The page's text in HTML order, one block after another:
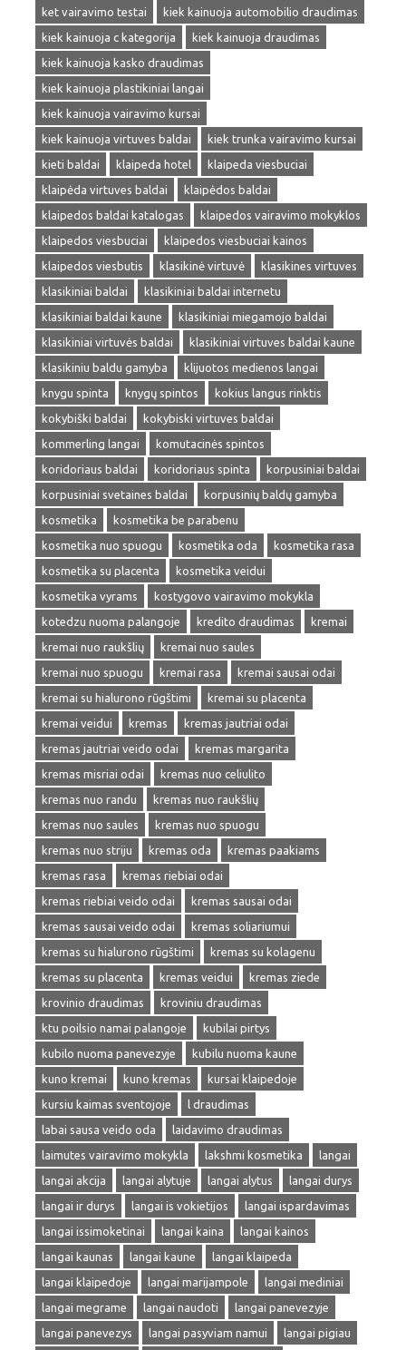
ket vairavimo testai
kiek kainuoja automobilio draudimas
kiek kainuoja c kategorija
kiek kainuoja draudimas
kiek kainuoja kasko draudimas
kiek kainuoja plastikiniai langai
kiek kainuoja vairavimo kursai
kiek kainuoja virtuves baldai
kiek trunka vairavimo kursai
kieti baldai
klaipeda hotel
klaipeda viesbuciai
klaipėda virtuves baldai
klaipėdos baldai
klaipedos baldai katalogas
klaipedos vairavimo mokyklos
klaipedos viesbuciai
klaipedos viesbuciai kainos
klaipedos viesbutis
klasikinė virtuvė
klasikines virtuves
klasikiniai baldai
klasikiniai baldai internetu
klasikiniai baldai kaune
klasikiniai miegamojo baldai
klasikiniai virtuvės baldai
klasikiniai virtuves baldai kaune
klasikiniu baldu gamyba
klijuotos medienos langai
knygu spinta
knygų spintos
kokius langus rinktis
kokybiški baldai
kokybiski virtuves baldai
kommerling langai
komutacinės spintos
koridoriaus baldai
koridoriaus spinta
korpusiniai baldai
korpusiniai svetaines baldai
korpusinių baldų gamyba
kosmetika
kosmetika be parabenu
kosmetika nuo spuogu
kosmetika oda
kosmetika rasa
kosmetika su placenta
kosmetika veidui
kosmetika vyrams
kostygovo vairavimo mokykla
kotedzu nuoma palangoje
kredito draudimas
kremai
kremai nuo raukšlių
kremai nuo saules
kremai nuo spuogu
kremai rasa
kremai sausai odai
kremai su hialurono rūgštimi
kremai su placenta
kremai veidui
kremas
kremas jautriai odai
kremas jautriai veido odai
kremas margarita
kremas misriai odai
kremas nuo celiulito
kremas nuo randu
kremas nuo raukšlių
kremas nuo saules
kremas nuo spuogu
kremas nuo striju
kremas oda
kremas paakiams
kremas rasa
kremas riebiai odai
kremas riebiai veido odai
kremas sausai odai
kremas sausai veido odai
kremas soliariumui
kremas su hialurono rūgštimi
kremas su kolagenu
kremas su placenta
kremas veidui
kremas ziede
krovinio draudimas
kroviniu draudimas
ktu poilsio namai palangoje
kubilai pirtys
kubilo nuoma panevezyje
kubilu nuoma kaune
kuno kremai
kuno kremas
kursai klaipedoje
kursiu kaimas sventojoje
l draudimas
labai sausa veido oda
laidavimo draudimas
laimutes vairavimo mokykla
lakshmi kosmetika
langai
langai akcija
langai alytuje langai alytus
langai durys
langai ir durys
langai is vokietijos
langai ispardavimas
langai issimoketinai
langai kaina
langai kainos
langai kaunas
langai kaune
langai klaipeda
langai klaipedoje
langai marijampole
langai mediniai
langai megrame
langai naudoti
langai panevezyje
langai panevezys
langai pasyviam namui
langai pigiau